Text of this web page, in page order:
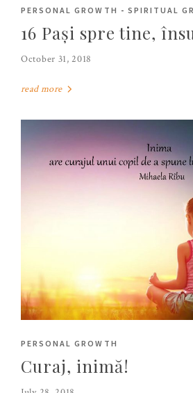
PERSONAL GROWTH - SPIRITUAL
16 Pași spre tine,
October 31, 2018
read more
PERSONAL GROWTH
Curaj, inimă!